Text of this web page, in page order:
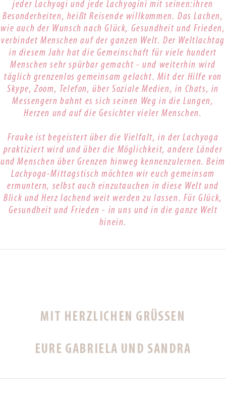
jeder Lachyogi und jede Lachyogini mit seinen:ihren
Besonderheiten, heißt Reisende willkommen. Das Lachen,
wie auch der Wunsch nach Glück, Gesundheit und Frieden,
verbindet Menschen auf der ganzen Welt. Der Weltlachtag
in diesem Jahr hat die Gemeinschaft für viele hundert
Menschen sehr spürbar gemacht - und weiterhin wird
täglich grenzenlos gemeinsam gelacht. Mit der Hilfe von
Skype, Zoom, Telefon, über Soziale Medien, in Chats, in
Messengern bahnt es sich seinen Weg in die Lungen,
Herzen und auf die Gesichter vieler Menschen.
Frauke ist begeistert über die Vielfalt, in der Lachyoga
praktiziert wird und über die Möglichkeit, andere Länder
und Menschen über Grenzen hinweg kennenzulernen. Beim
Lachyoga-Mittagstisch möchten wir euch gemeinsam
ermuntern, selbst auch einzutauchen in diese Welt und
Blick und Herz lachend weit werden zu lassen. Für Glück,
Gesundheit und Frieden - in uns und in die ganze Welt
hinein.
MIT HERZLICHEN GRÜSSEN
EURE GABRIELA UND SANDRA